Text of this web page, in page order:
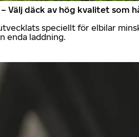
Välj däck av hög kvalitet som
speciellt för elbilar
enda laddning.